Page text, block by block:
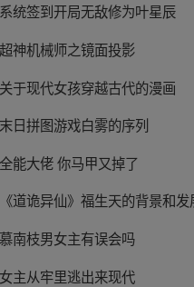
系统签到开局无敌修为叶星辰
超神机械师之镜面投影
关于现代女孩穿越古代的漫画
末日拼图游戏白雾的序列
全能大佬 你马甲又掉了
《道诡异仙》福生天的背景和发
慕南枝男女主有误会吗
女主从牢里逃出来现代